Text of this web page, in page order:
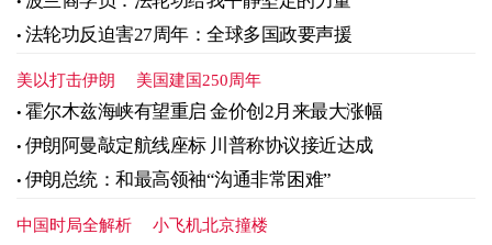
法轮功反迫害27周年：全球多国政要声援
美以打击伊朗 美国建国250周年
霍尔木兹海峡有望重启 金价创2月来最大涨幅
伊朗阿曼敲定航线座标 川普称协议接近达成
伊朗总统：和最高领袖“沟通非常困难”
中国时局全解析 小飞机北京撞楼